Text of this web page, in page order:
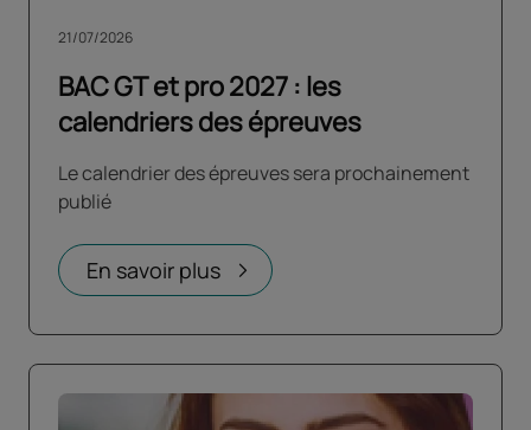
BAC GT et pro 2027 : les
calendriers des épreuves
21/07/2026
Le calendrier des épreuves sera prochainement
publié
En savoir plus